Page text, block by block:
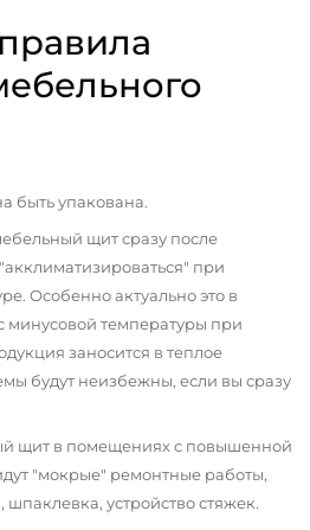
быть упакована.
щит сразу после
при
Особенно актуально это в
минусовой температуры при
заносится в теплое
будут неизбежны, если вы сразу
щит в помещениях с повышенной
"мокрые" ремонтные работы,
шпаклевка, устройство стяжек.